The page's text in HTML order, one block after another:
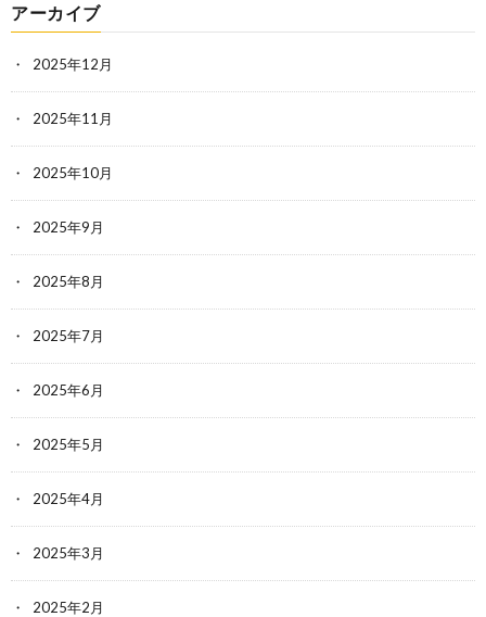
アーカイブ
2025年12月
2025年11月
2025年10月
2025年9月
2025年8月
2025年7月
2025年6月
2025年5月
2025年4月
2025年3月
2025年2月